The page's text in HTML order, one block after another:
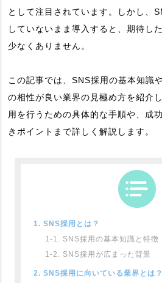
として注目されています。しかし、
していないまま導入すると、期待し
少なくありません。
この記事では、SNS採用の基本知識
の相性が良い業界の見極め方を紹介
用を行うための具体的な手順や、成
きポイントまで詳しく解説します。
1. SNS採用とは？
1-1. SNS採用の基本知識と特徴
1-2. SNS採用が広まった背景
2. SNS採用に向いている業界とは？